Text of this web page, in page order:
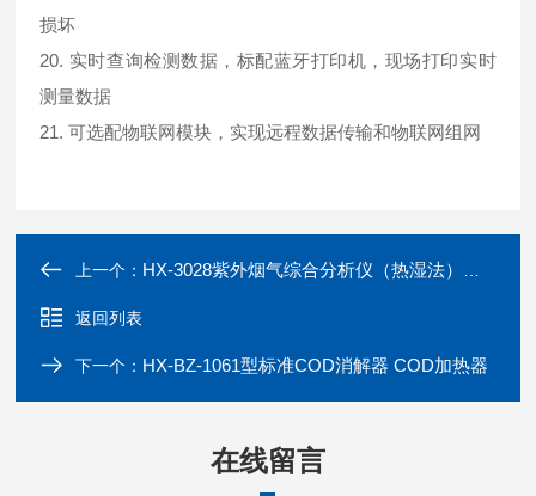
损坏
20. 实时查询检测数据，标配蓝牙打印机，现场打印实时
测量数据
21. 可选配物联网模块，实现远程数据传输和物联网组网
上一个： HX-3028紫外烟气综合分析仪（热湿法）符合国标
返回列表
下一个： HX-BZ-1061型标准COD消解器 COD加热器
在线留言